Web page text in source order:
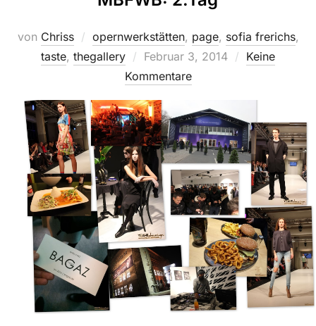
von Chriss opernwerkstätten, page, sofia frerichs,
taste, thegallery
Veröffentlicht
am
Februar 3, 2014
Keine
Kommentare